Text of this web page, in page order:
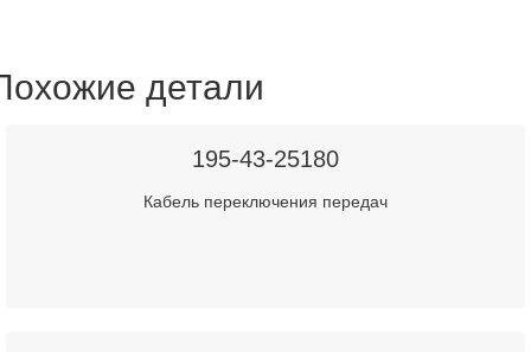
детали
195-43-25180
Кабель переключения передач